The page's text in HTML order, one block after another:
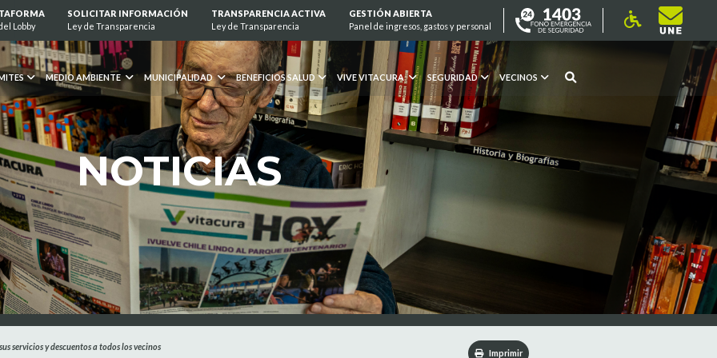
Lobby
SOLICITAR INFORMACIÓN
Ley de Transparencia
TRANSPARENCIA ACTIVA
Ley de Transparencia
GESTIÓN ABIERTA
Panel de ingresos, gastos y personal
MEDIO AMBIENTE MUNICIPALIDAD BENEFICIOS SALUD VIVE VITACURA SEGURIDAD VECINOS
NOTICIAS
servicios y descuentos a todos los vecinos
Imprimir